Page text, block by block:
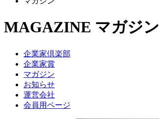
MAGAZINE マガジン
企業家倶楽部
企業家賞
マガジン
お知らせ
運営会社
会員用ページ